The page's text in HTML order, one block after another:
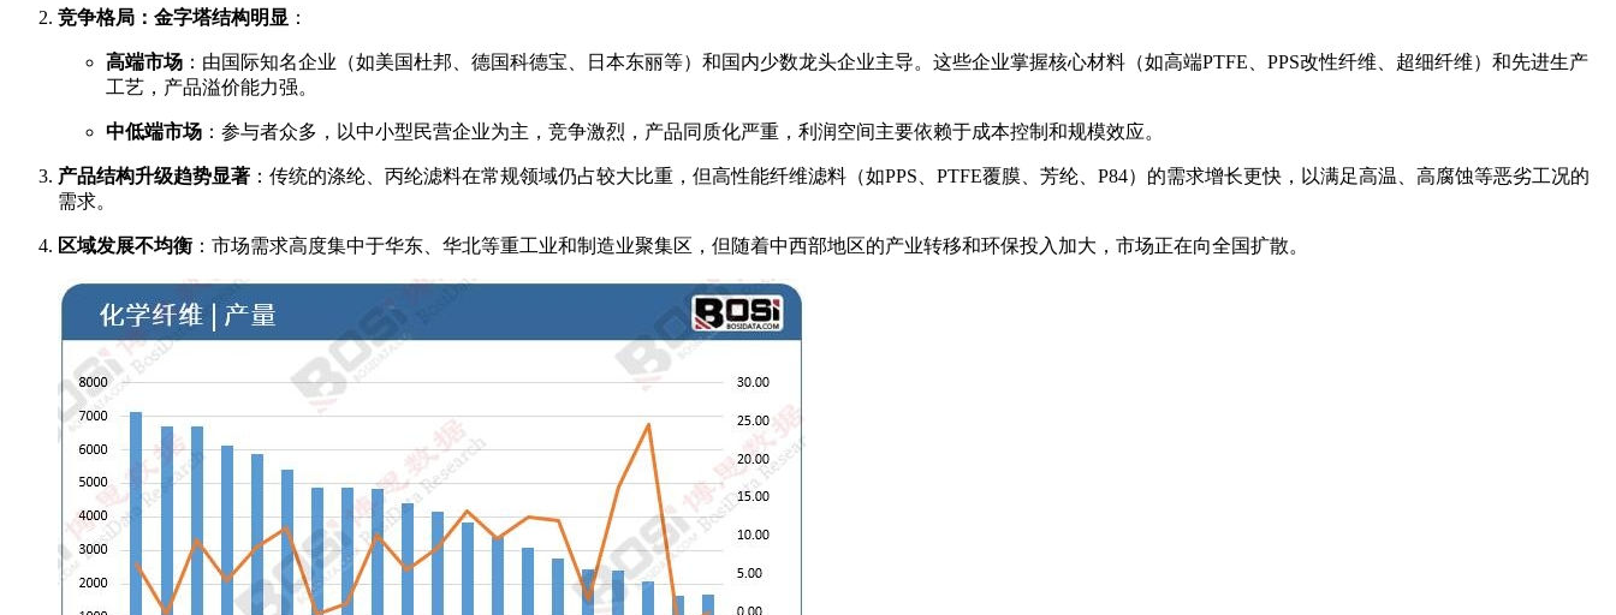
竞争格局：金字塔结构明显 ：
高端市场 ：由国际知名企业（如美国杜邦、德国科德宝、日本东丽等）和国内少数龙头企业主导。这些企业掌握核心材料（如高端PTFE、PPS改性纤维、超细纤维）和先进生产
工艺，产品溢价能力强。
中低端市场 ：参与者众多，以中小型民营企业为主，竞争激烈，产品同质化严重，利润空间主要依赖于成本控制和规模效应。
产品结构升级趋势显著 ：传统的涤纶、丙纶滤料在常规领域仍占较大比重，但高性能纤维滤料（如PPS、PTFE覆膜、芳纶、P84）的需求增长更快，以满足高温、高腐蚀等恶劣工况的
需求。
区域发展不均衡 ：市场需求高度集中于华东、华北等重工业和制造业聚集区，但随着中西部地区的产业转移和环保投入加大，市场正在向全国扩散。